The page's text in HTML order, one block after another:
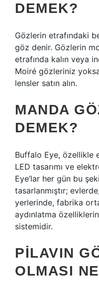
DEMEK?
Gözlerin etrafındaki
göz denir. Gözlerin
etrafında kalın veya
Moiré gözleriniz
lensler satın alın.
MANDA
DEMEK?
Buffalo Eye, özellikle
LED tasarımı ve
Eye’lar her gün bu
tasarlanmıştır;
yerlerinde, fabrika
aydınlatma
sistemidir.
PILAVIN
OLMASI